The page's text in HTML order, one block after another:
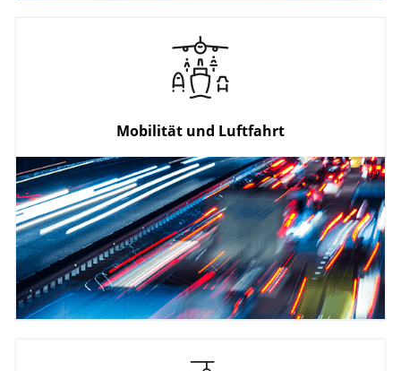
Mobilität und Luftfahrt